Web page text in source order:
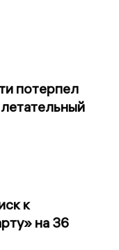
потерпел
к
на 36